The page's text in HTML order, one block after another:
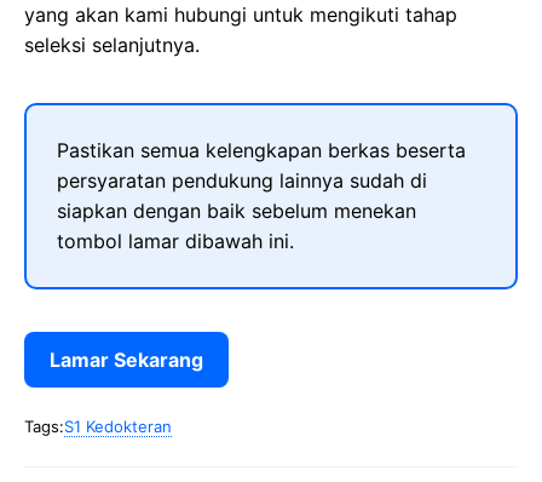
yang akan kami hubungi untuk mengikuti tahap
seleksi selanjutnya.
Pastikan semua kelengkapan berkas beserta
persyaratan pendukung lainnya sudah di
siapkan dengan baik sebelum menekan
tombol lamar dibawah ini.
Lamar Sekarang
Tags:S1 Kedokteran